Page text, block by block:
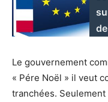
de
Le gouvernement
« Pére Noël » il veut
tranchées.